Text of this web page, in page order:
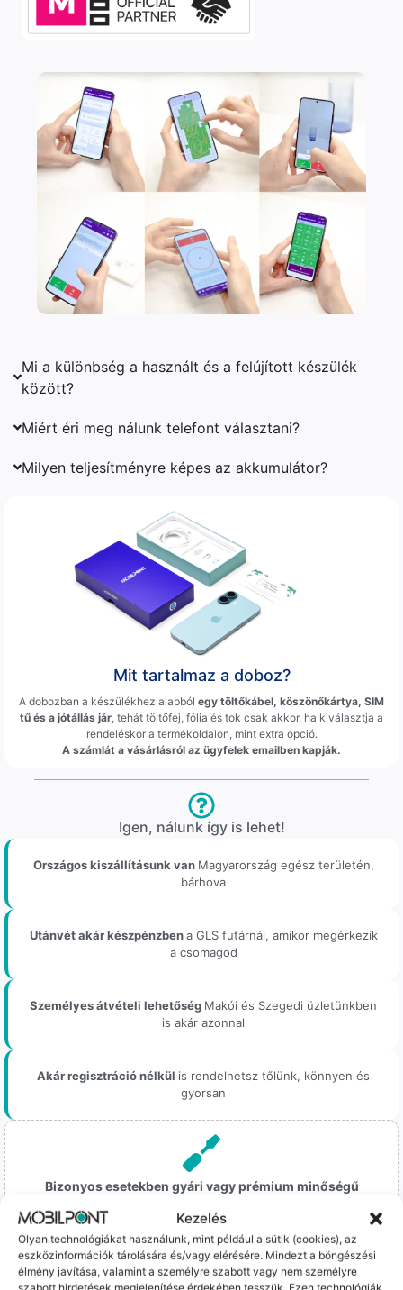
Kezelés
Olyan technológiákat használunk, mint például a sütik (cookies), az
eszközinformációk tárolására és/vagy elérésére. Mindezt a böngészési
élmény javítása, valamint a személyre szabott vagy nem személyre
szabott hirdetések megjelenítése érdekében tesszük. Ezen technológiák
Mi a különbség a használt és a felújított készülék
között?
Miért éri meg nálunk telefont választani?
Milyen teljesítményre képes az akkumulátor?
Mit tartalmaz a doboz?
A dobozban a készülékhez alapból egy töltőkábel, köszönőkártya, SIM
tű és a jótállás jár, tehát töltőfej, fólia és tok csak akkor, ha kiválasztja a
rendeléskor a termékoldalon, mint extra opció.
A számlát a vásárlásról az ügyfelek emailben kapják.
Igen, nálunk így is lehet!
Országos kiszállításunk van Magyarország egész területén,
bárhova
Utánvét akár készpénzbena GLS futárnál, amikor megérkezik
a csomagod
Személyes átvételi lehetőség Makói és Szegedi üzletünkben
is akár azonnal
Akár regisztráció nélkül is rendelhetsz tőlünk, könnyen és
gyorsan
Bizonyos esetekben gyári vagy prémium minőségű
cseréljük a régieket.
Ez mindig 100%-os, tesztelt állapotot jelent. iPhone-oknál
előfordulhat az "Ismeretlen alkatrész" jelzés, de ne aggódj, ez
csak a gyártó szoftveres üzenete – a telefonod ettől még